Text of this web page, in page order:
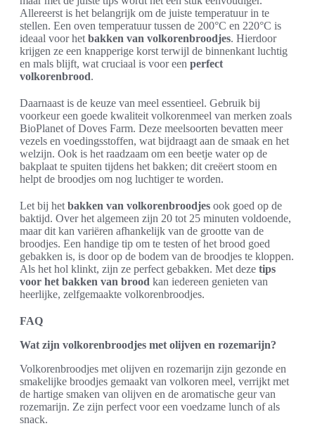
Allereerst is het belangrijk om de juiste temperatuur in te
stellen. Een oven temperatuur tussen de 200°C en 220°C is
ideaal voor het bakken van volkorenbroodjes. Hierdoor
krijgen ze een knapperige korst terwijl de binnenkant luchtig
en mals blijft, wat cruciaal is voor een perfect
volkorenbrood.
Daarnaast is de keuze van meel essentieel. Gebruik bij
voorkeur een goede kwaliteit volkorenmeel van merken zoals
BioPlanet of Doves Farm. Deze meelsoorten bevatten meer
vezels en voedingsstoffen, wat bijdraagt aan de smaak en het
welzijn. Ook is het raadzaam om een beetje water op de
bakplaat te spuiten tijdens het bakken; dit creëert stoom en
helpt de broodjes om nog luchtiger te worden.
Let bij het bakken van volkorenbroodjes ook goed op de
baktijd. Over het algemeen zijn 20 tot 25 minuten voldoende,
maar dit kan variëren afhankelijk van de grootte van de
broodjes. Een handige tip om te testen of het brood goed
gebakken is, is door op de bodem van de broodjes te kloppen.
Als het hol klinkt, zijn ze perfect gebakken. Met deze tips
voor het bakken van brood kan iedereen genieten van
heerlijke, zelfgemaakte volkorenbroodjes.
FAQ
Wat zijn volkorenbroodjes met olijven en rozemarijn?
Volkorenbroodjes met olijven en rozemarijn zijn gezonde en
smakelijke broodjes gemaakt van volkoren meel, verrijkt met
de hartige smaken van olijven en de aromatische geur van
rozemarijn. Ze zijn perfect voor een voedzame lunch of als
snack.